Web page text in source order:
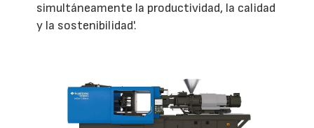
simultáneamente la productividad, la calidad
y la sostenibilidad'.